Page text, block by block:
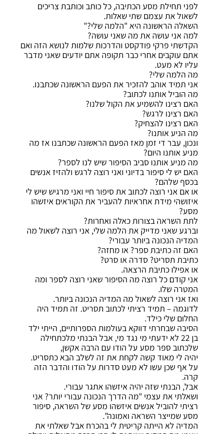
לפני תחילת מסע הכתיבה, כל כותב וכותבת צריכים
לשאול את עצמם שתי שאלות.
השאלה הראשונה היא "הלמה שלי?"
למה אני עושה את מה שאני עושה?
הקדשתי פרקי פודקסט והדרכות שלמות לנושא הזה ואם
אתם עוקבים אחרי כבר תקופה אתם יודעים שאני מדבר
עליו לא מעט.
מה הלמה שלי?
אני תמיד אוהב להזכיר את הפעם הראשונה שכתבנו.
מה הוביל אותנו לכתוב?
האם רצינו להשמיע את הקול שלנו?
האם רצינו לרגש?
האם רצינו להצחיק?
מה הניע אותנו?
ונכון, עבר די זמן מאז הפעם הראשונה שכתבנו אז מה
מניע אותנו היום?
מה מניע אותנו סביב הסיפור שיש לנו לספר?
האם יש לי סיפור בדיוני ואני רוצה לרגש ולהזיז אנשים
בכסף שלהם?
או אם אני רוצה לכתוב את סיפור חיי ואני מרגיש שיש לי
איזושהי מידת אחראיות להעביר את הקוראים איזשהו
מסע?
לתת השראה בצורות כאלה ואחרות?
וברגע שאני מדייק את הלמה שלי, אני רוצה לשאול מה
המדיה הנכונה ביותר עבורי?
האם זה כתיבת ספר? או מחזה?
כתיבת תסריט? סדרה או סרט?
או אפילו כתיבת הרצאה.
אני קודם כל רוצה מה הסיפור שאני רוצה לספר ומה
המטרה שלו.
ואז אני רוצה לשאול מה המדיה הנכונה ביותר.
לדוגמה – תמיד רציתי לכתוב תסריט. זה תמיד היה
החלום שלי כילד.
הסיבה שבחרתי דווקא בעולמות הספרותיים, הייתי ילד
בן 22 לא ידעתי מי נגד מי, אבל הבנתי מלכתחילה
שלכתוב ספר מסע על הודו עם הרבה אקשן,
יהיה לי מאוד קשה לקחת את זה לשלב הבא כתסריט.
על אף שכן עשו לא מעט סדרות על הודו והדבר הזה
קרה.
אבל, הבנתי שזה יהיה איזשהו אתגר עבורי.
ושאלתי את עצמי "מה הדרך הנכונה עבורי יותר? אני
רציתי להוביל אנשים איזשהו מסע של השראה, סיפור
מסע שמייצר השראה ואמונה".
המדיה לא הייתה קריטית לי בהכרח אבל שאלתי את